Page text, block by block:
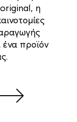
η
προϊόν